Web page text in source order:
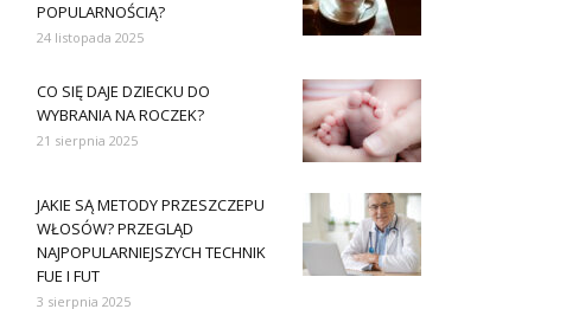
POPULARNOŚCIĄ?
24 listopada 2025
CO SIĘ DAJE DZIECKU DO
WYBRANIA NA ROCZEK?
21 sierpnia 2025
JAKIE SĄ METODY PRZESZCZEPU
WŁOSÓW? PRZEGLĄD
NAJPOPULARNIEJSZYCH TECHNIK
FUE I FUT
3 sierpnia 2025